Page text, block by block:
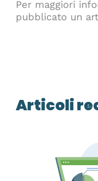
Per maggiori
pubblicato un
Articoli